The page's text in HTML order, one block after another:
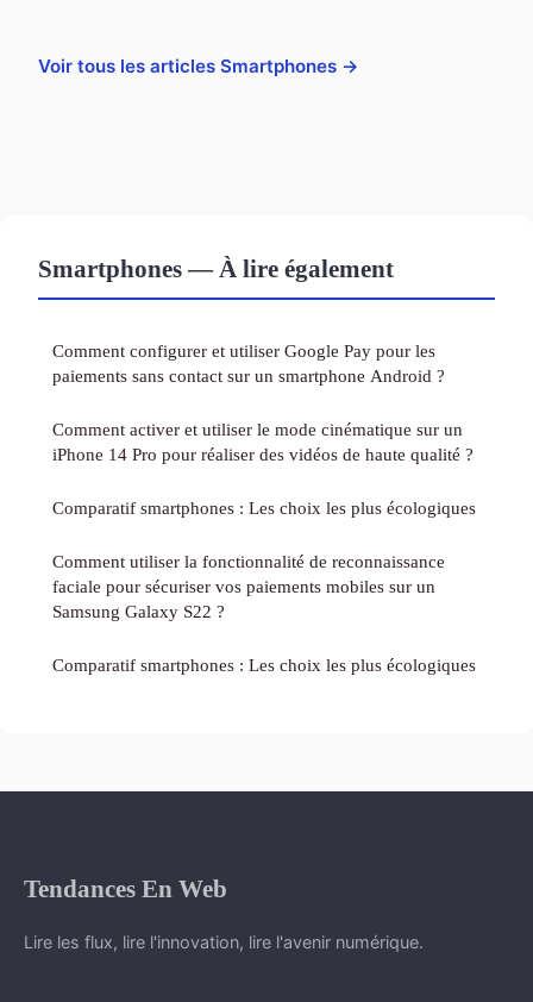
Voir tous les articles Smartphones →
Smartphones — À lire également
Comment configurer et utiliser Google Pay pour les
paiements sans contact sur un smartphone Android ?
Comment activer et utiliser le mode cinématique sur un
iPhone 14 Pro pour réaliser des vidéos de haute qualité ?
Comparatif smartphones : Les choix les plus écologiques
Comment utiliser la fonctionnalité de reconnaissance
faciale pour sécuriser vos paiements mobiles sur un
Samsung Galaxy S22 ?
Comparatif smartphones : Les choix les plus écologiques
Tendances En Web
Lire les flux, lire l'innovation, lire l'avenir numérique.